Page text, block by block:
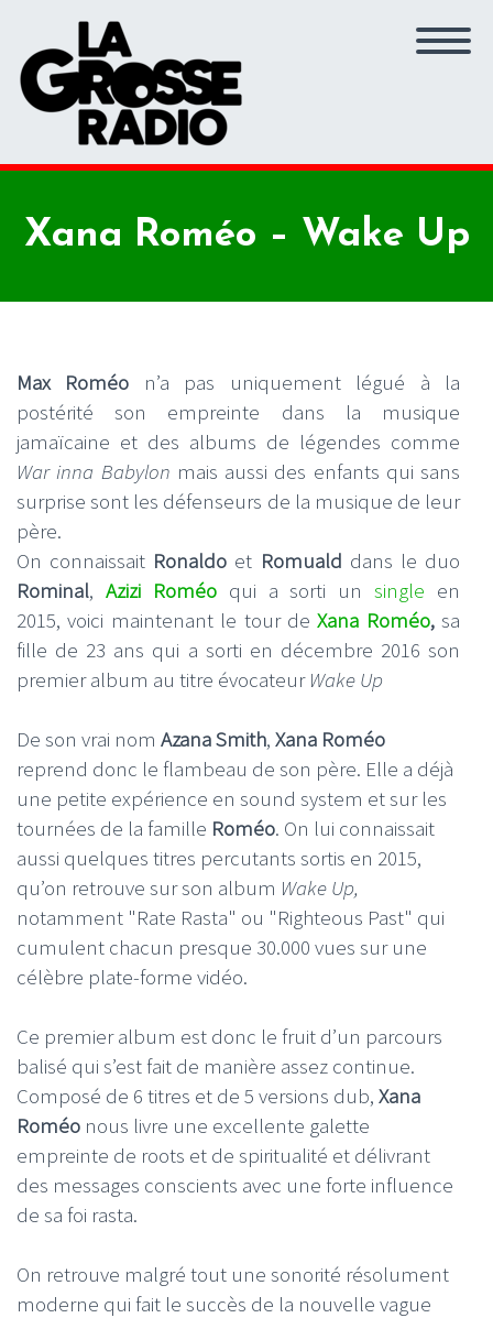
Xana Roméo – Wake Up
Max Roméo n’a pas uniquement légué à la
postérité son empreinte dans la musique
jamaïcaine et des albums de légendes comme
War inna Babylon mais aussi des enfants qui sans
surprise sont les défenseurs de la musique de leur
père.
On connaissait Ronaldo et Romuald dans le duo
Rominal, Azizi Roméoqui a sorti unsingle en
2015, voici maintenant le tour deXana Roméo,sa
fille de 23 ans qui a sorti en décembre 2016 son
premier album au titre évocateur Wake Up
De son vrai nom Azana Smith, Xana Roméo
reprend donc le flambeau de son père. Elle a déjà
une petite expérience en sound system et sur les
tournées de la famille Roméo. On lui connaissait
aussi quelques titres percutants sortis en 2015,
qu’on retrouve sur son album Wake Up,
notamment "Rate Rasta" ou "Righteous Past" qui
cumulent chacun presque 30.000 vues sur une
célèbre plate-forme vidéo.
Ce premier album est donc le fruit d’un parcours
balisé qui s’est fait de manière assez continue.
Composé de 6 titres et de 5 versions dub, Xana
Roméo nous livre une excellente galette
empreinte de roots et de spiritualité et délivrant
des messages conscients avec une forte influence
de sa foi rasta.
On retrouve malgré tout une sonorité résolument
moderne qui fait le succès de la nouvelle vague